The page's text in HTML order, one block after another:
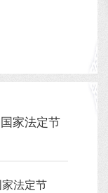
家法定节
法定节